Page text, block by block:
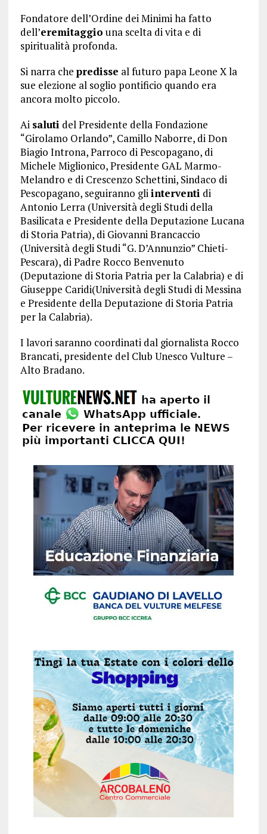
Fondatore dell’Ordine dei Minimi ha fatto
dell’eremitaggio una scelta di vita e di
spiritualità profonda.
Si narra che predisse al futuro papa Leone X la
sue elezione al soglio pontificio quando era
ancora molto piccolo.
Ai saluti del Presidente della Fondazione
“Girolamo Orlando”, Camillo Naborre, di Don
Biagio Introna, Parroco di Pescopagano, di
Michele Miglionico, Presidente GAL Marmo-
Melandro e di Crescenzo Schettini, Sindaco di
Pescopagano, seguiranno gliinterventi di
Antonio Lerra (Università degli Studi della
Basilicata e Presidente della Deputazione Lucana
di Storia Patria), di Giovanni Brancaccio
(Università degli Studi “G. D’Annunzio” Chieti-
Pescara), di Padre Rocco Benvenuto
(Deputazione di Storia Patria per la Calabria) e di
Giuseppe Caridi(Università degli Studi di Messina
e Presidente della Deputazione di Storia Patria
per la Calabria).
I lavori saranno coordinati dal giornalista Rocco
Brancati, presidente del Club Unesco Vulture –
Alto Bradano.